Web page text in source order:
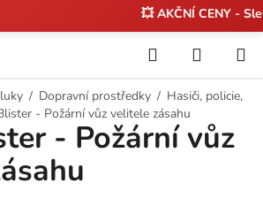
💥 AKČNÍ CENY -
Hledat
KOŠÍK
/ Dopravní prostředky / Hasiči, policie,
- Požární vůz velitele zásahu
- Požární vůz